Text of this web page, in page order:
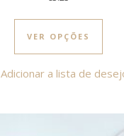
VER OPÇÕES
Adicionar a lista de